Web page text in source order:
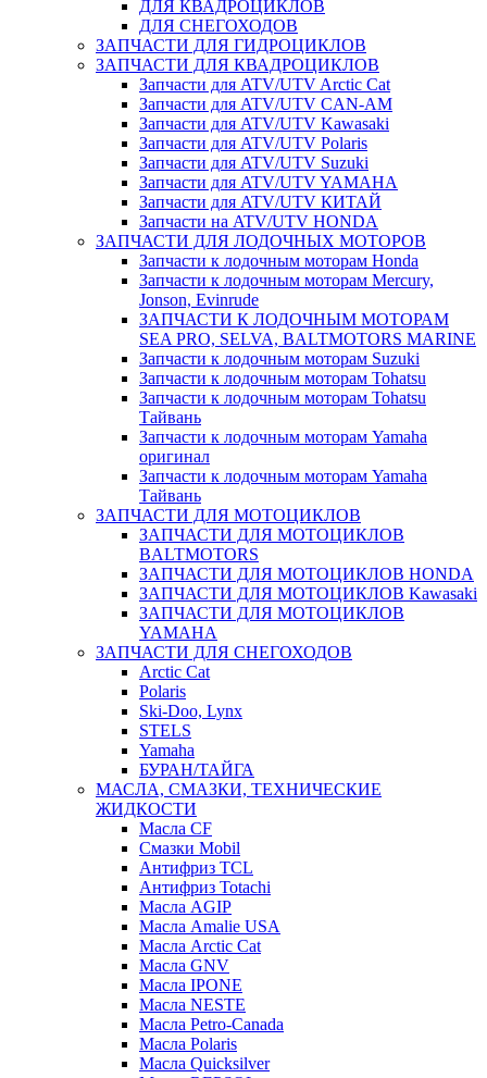
ДЛЯ КВАДРОЦИКЛОВ
ДЛЯ СНЕГОХОДОВ
ЗАПЧАСТИ ДЛЯ ГИДРОЦИКЛОВ
ЗАПЧАСТИ ДЛЯ КВАДРОЦИКЛОВ
Запчасти для ATV/UTV Arctic Cat
Запчасти для ATV/UTV CAN-AM
Запчасти для ATV/UTV Kawasaki
Запчасти для ATV/UTV Polaris
Запчасти для ATV/UTV Suzuki
Запчасти для ATV/UTV YAMAHA
Запчасти для ATV/UTV КИТАЙ
Запчасти на ATV/UTV HONDA
ЗАПЧАСТИ ДЛЯ ЛОДОЧНЫХ МОТОРОВ
Запчасти к лодочным моторам Honda
Запчасти к лодочным моторам Mercury,
Jonson, Evinrude
ЗАПЧАСТИ К ЛОДОЧНЫМ МОТОРАМ
SEA PRO, SELVA, BALTMOTORS MARINE
Запчасти к лодочным моторам Suzuki
Запчасти к лодочным моторам Tohatsu
Запчасти к лодочным моторам Tohatsu
Тайвань
Запчасти к лодочным моторам Yamaha
оригинал
Запчасти к лодочным моторам Yamaha
Тайвань
ЗАПЧАСТИ ДЛЯ МОТОЦИКЛОВ
ЗАПЧАСТИ ДЛЯ МОТОЦИКЛОВ
BALTMOTORS
ЗАПЧАСТИ ДЛЯ МОТОЦИКЛОВ HONDA
ЗАПЧАСТИ ДЛЯ МОТОЦИКЛОВ Kawasaki
ЗАПЧАСТИ ДЛЯ МОТОЦИКЛОВ
YAMAHA
ЗАПЧАСТИ ДЛЯ СНЕГОХОДОВ
Arctic Cat
Polaris
Ski-Doo, Lynx
STELS
Yamaha
БУРАН/ТАЙГА
МАСЛА, СМАЗКИ, ТЕХНИЧЕСКИЕ
ЖИДКОСТИ
Масла CF
Смазки Mobil
Антифриз TCL
Антифриз Totachi
Масла AGIP
Масла Amalie USA
Масла Arctic Cat
Масла GNV
Масла IPONE
Масла NESTE
Масла Petro-Canada
Масла Polaris
Масла Quicksilver